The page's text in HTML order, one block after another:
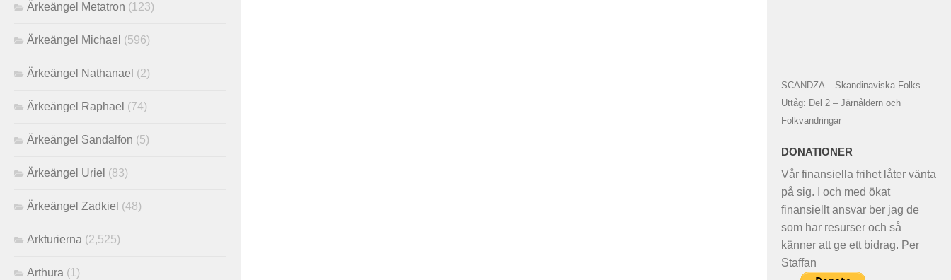
Ärkeängel Metatron (123)
Ärkeängel Michael (596)
Ärkeängel Nathanael (2)
Ärkeängel Raphael (74)
Ärkeängel Sandalfon (5)
Ärkeängel Uriel (83)
Ärkeängel Zadkiel (48)
Arkturierna (2,525)
Arthura (1)
SCANDZA – Skandinaviska Folks
Uttåg: Del 2 – Järnåldern och
Folkvandringar
DONATIONER
Vår finansiella frihet låter vänta
på sig. I och med ökat
finansiellt ansvar ber jag de
som har resurser och så
känner att ge ett bidrag. Per
Staffan